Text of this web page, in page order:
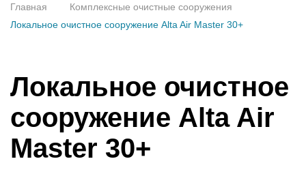
Главная
Комплексные очистные сооружения
Локальное очистное сооружение Alta Air Master 30+
Локальное очистное
сооружение Alta Air
Master 30+